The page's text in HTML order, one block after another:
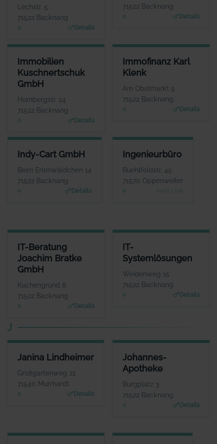
Lechstr. 5
71522 Backnang
Details
71522 Backnang
Details
www.immo-hoch-2.de
Immobilien
Kuschnertschuk
GmbH
Hornbergstr. 24
71522 Backnang
Details
IMMOBILIEN KUSCHNERTSCHUK GMBH
ANSPRECHPARTNER
Herr Nikolai Kuschnertschuk
WEBSITE
www.kuschnertschuk.de
Immofinanz Karl
Klenk
Am Obstmarkt 5
71522 Backnang
Details
IMMOFINANZ KARL KLENK
ANSPRECHPARTNER
www.klenk-immofinanz.d
Indy-Cart GmbH
Beim Erlenwäldchen 14
71522 Backnang
Details
INDY-CART GMBH
ANSPRECHPARTNER
Herr Michele
Ciuffreda
WEBSITE
www.indy-cart.de
Ingenieurbüro
Buehlfeldstr. 45
71570 Oppenweiler
INGENIEURBÜRO
ANSPRECHPARTNER
Herr Gerhard Kipf
WEBSITE
Keine Website hinterlegt
IT-Beratung
Joachim Bratke
GmbH
Kuchengrund 8
71522 Backnang
Details
IT-BERATUNG JOACHIM BRATKE GMBH
ANSPRECHPARTNER
Herr Joachim Bratke
WEBSITE
www.kabelinternetberatung.de
IT-
Systemlösungen
Weidenweg 15
71522 Backnang
Details
ANSPRECHPARTNER
Herr Jürgen
Lehmann
www.itsystemloesunge
n.de
J
Janina Lindheimer
Großgartenweg 21
71540 Murrhardt
Details
JANINA LINDHEIMER
Frau Janina
Lindheimer
WEBSITE
www.lindheimer.aktuell
Johannes-
Apotheke
Burgplatz 3
71522 Backnang
Details
JOHANNES-APOTHEKE
ANSPRECHPARTNER
Herr Thomas Förster
www.johannes-apothek